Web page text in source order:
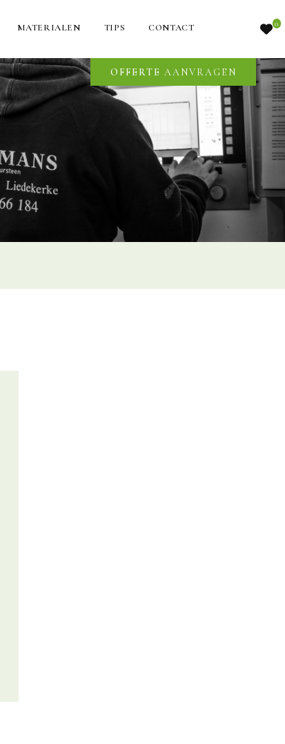
MATERIALEN TIPS CONTACT 0
OFFERTE AANVRAGEN